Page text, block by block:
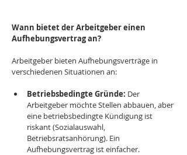
Wann bietet der Arbeitgeber einen
Aufhebungsvertrag an?
Arbeitgeber bieten Aufhebungsverträge in
verschiedenen Situationen an:
Betriebsbedingte Gründe: Der
Arbeitgeber möchte Stellen abbauen, aber
eine betriebsbedingte Kündigung ist
riskant (Sozialauswahl,
Betriebsratsanhörung). Ein
Aufhebungsvertrag ist einfacher.